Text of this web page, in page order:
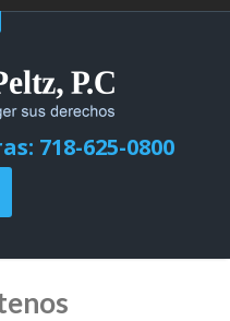
718-625-0800